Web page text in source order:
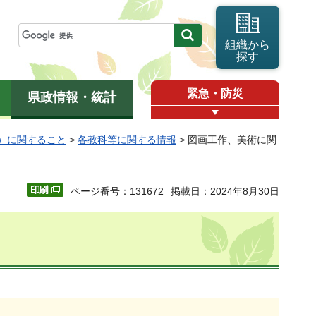
組織から
探す
県政情報・統計 緊急・防災
に関すること > 各教科等に関する情報 > 図画工作、美術に関
ページ番号：131672 掲載日：2024年8月30日